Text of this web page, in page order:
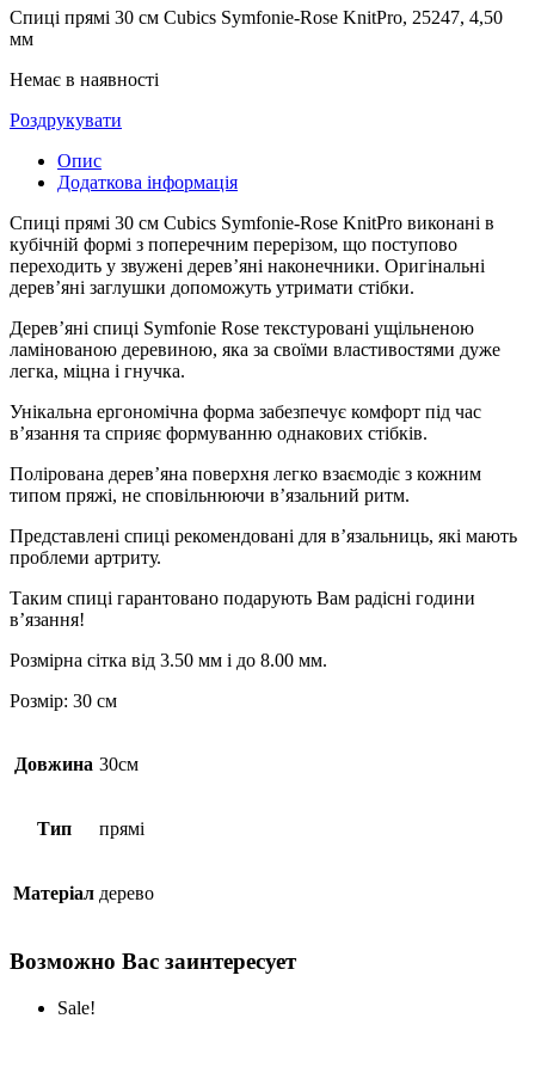
Спиці прямі 30 см Cubics Symfonie-Rose KnitPro, 25247, 4,50
мм
Немає в наявності
Роздрукувати
Опис
Додаткова інформація
Спиці прямі 30 см Cubics Symfonie-Rose KnitPro виконані в
кубічній формі з поперечним перерізом, що поступово
переходить у звужені дерев’яні наконечники. Оригінальні
дерев’яні заглушки допоможуть утримати стібки.
Дерев’яні спиці Symfonie Rose текстуровані ущільненою
ламінованою деревиною, яка за своїми властивостями дуже
легка, міцна і гнучка.
Унікальна ергономічна форма забезпечує комфорт під час
в’язання та сприяє формуванню однакових стібків.
Полірована дерев’яна поверхня легко взаємодіє з кожним
типом пряжі, не сповільнюючи в’язальний ритм.
Представлені спиці рекомендовані для в’язальниць, які мають
проблеми артриту.
Таким спиці гарантовано подарують Вам радісні години
в’язання!
Розмірна сітка від 3.50 мм і до 8.00 мм.
Розмір: 30 см
Довжина 30см
Тип прямі
Матеріал дерево
Возможно Вас заинтересует
Sale!